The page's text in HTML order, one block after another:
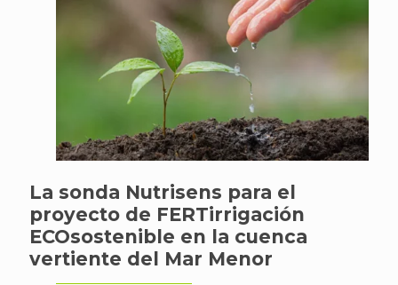
La sonda Nutrisens para el
proyecto de FERTirrigación
ECOsostenible en la cuenca
vertiente del Mar Menor